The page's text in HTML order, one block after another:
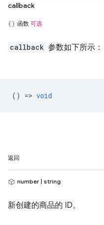
callback
函数 可选
callback 参数如下所示：
() => void
返回
number | string
新创建的商品的 ID。